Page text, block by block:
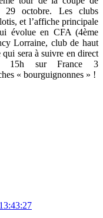
29 octobre. Les clubs
et l’affiche principale
évolue en CFA (4ème
Lorraine, club de haut
sera à suivre en direct
15h sur France 3
« bourguignonnes » !